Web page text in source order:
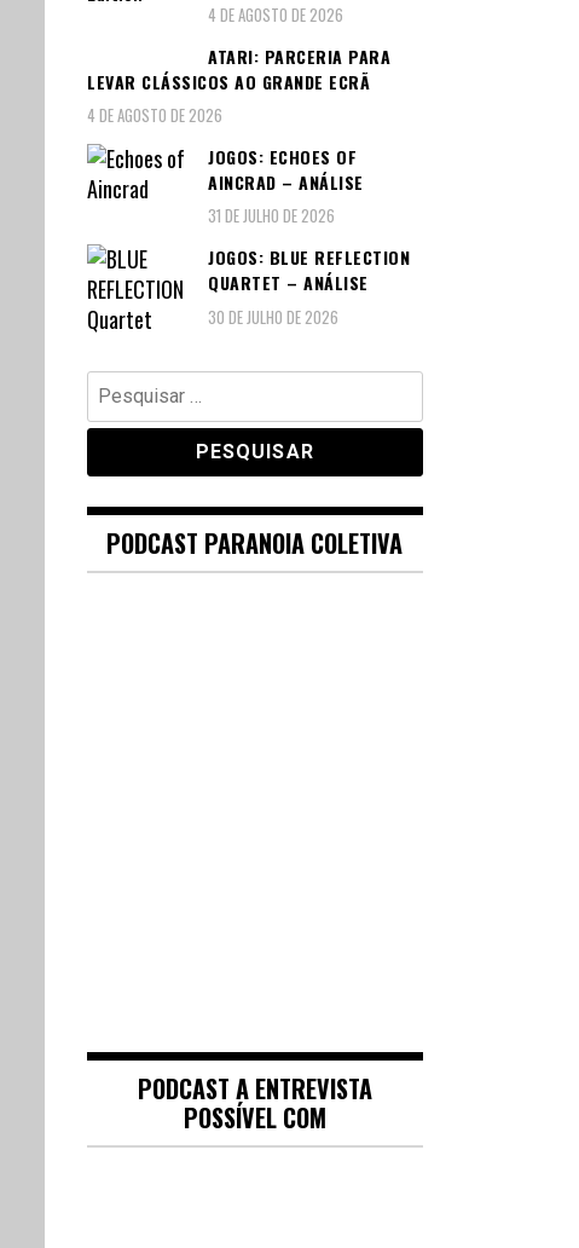
4 DE AGOSTO DE 2026
ATARI: PARCERIA PARA
LEVAR CLÁSSICOS AO GRANDE ECRÃ
4 DE AGOSTO DE 2026
JOGOS: ECHOES OF
AINCRAD – ANÁLISE
31 DE JULHO DE 2026
JOGOS: BLUE REFLECTION
QUARTET – ANÁLISE
30 DE JULHO DE 2026
Pesquisar
por:
PODCAST PARANOIA COLETIVA
PODCAST A ENTREVISTA
POSSÍVEL COM